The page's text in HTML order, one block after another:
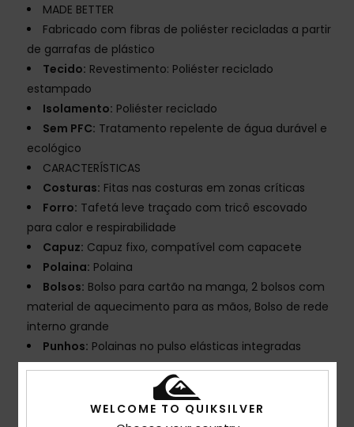
MADE BETTER
Fabricado com fibras de poliéster recicladas a partir
de garrafas de plástico
Tecido: Revestimento: Poliéster reciclado
estampado
Isolamento: Poliéster reciclado
Sem PFC: Tratamento repelente de água durável e
ecológico
CARACTERÍSTICAS
Costuras: Fitas nas costuras em zonas críticas
Forro: Tafetá leve traçado com tricô escovado
para calor e respirabilidade
Capuz: Capuz fixo, compatível com capacete
Polaina: Polaina
Bolsos: Bolso para cartão na manga, 2 bolsos com
material de aquecimento para as mãos, Bolso de rede
interno grande
Punhos: Polainas no pulso elásticas integradas
[Tecido principal] 55% poliéster reciclado,
45% poliésterWELCOME TO QUIKSILVER